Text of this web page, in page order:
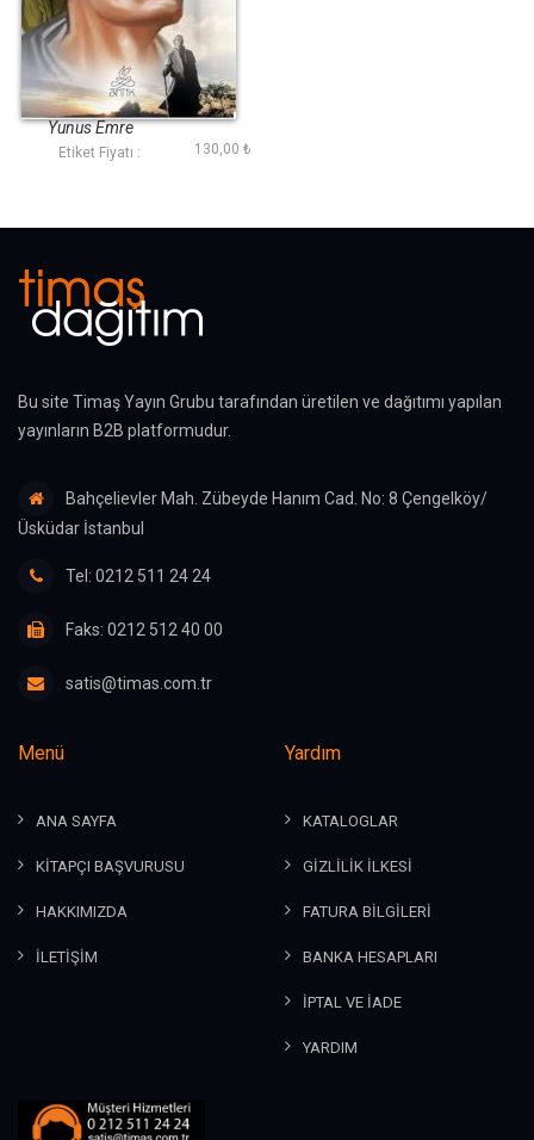
Yunus Emreden
Seçmeler (Antik
Dünya Klasikleri)
Yunus Emre
Etiket Fiyatı : 130,00 ₺
Bu site Timaş Yayın Grubu tarafından üretilen ve dağıtımı yapılan
yayınların B2B platformudur.
Bahçelievler Mah. Zübeyde Hanım Cad. No: 8 Çengelköy/
Üsküdar İstanbul
Tel: 0212 511 24 24
Faks: 0212 512 40 00
satis@timas.com.tr
Menü
ANA SAYFA
KİTAPÇI BAŞVURUSU
HAKKIMIZDA
İLETİŞİM
Yardım
KATALOGLAR
GİZLİLİK İLKESİ
FATURA BİLGİLERİ
BANKA HESAPLARI
İPTAL VE İADE
YARDIM